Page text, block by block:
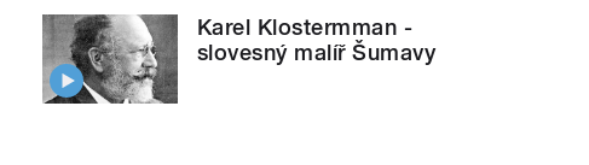
Karel Klostermman -
slovesný malíř Šumavy